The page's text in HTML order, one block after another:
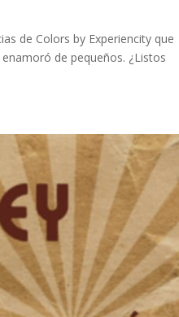
de Colors by Experiencity que
de pequeños. ¿Listos